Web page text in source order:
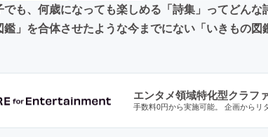
でも、何歳になっても楽しめる「詩集」ってどん
鑑」を合体させたような今までにない「いきもの
エンタメ領域特化型クラフ
手数料0円から実施可能。 企画からリ